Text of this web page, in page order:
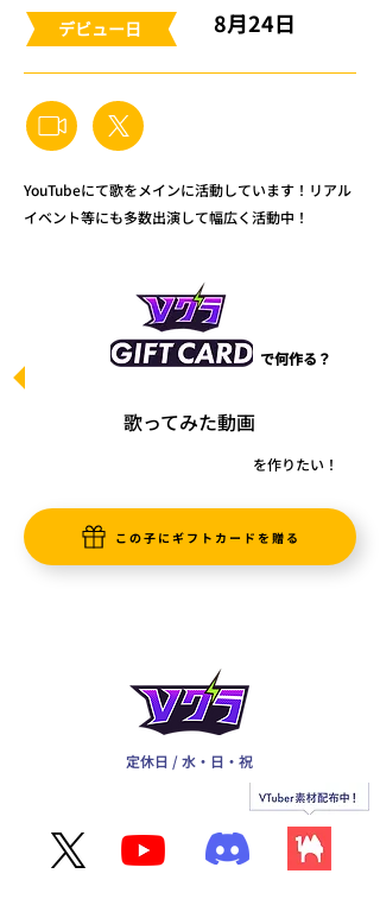
​デビュー日
8月24日
YouTubeにて歌をメインに活動しています！リアル
イベント等にも多数出演して幅広く活動中！
で何作る？
歌ってみた動画
を作りたい！
この子にギフトカードを贈る
定休日 / 水・日・祝